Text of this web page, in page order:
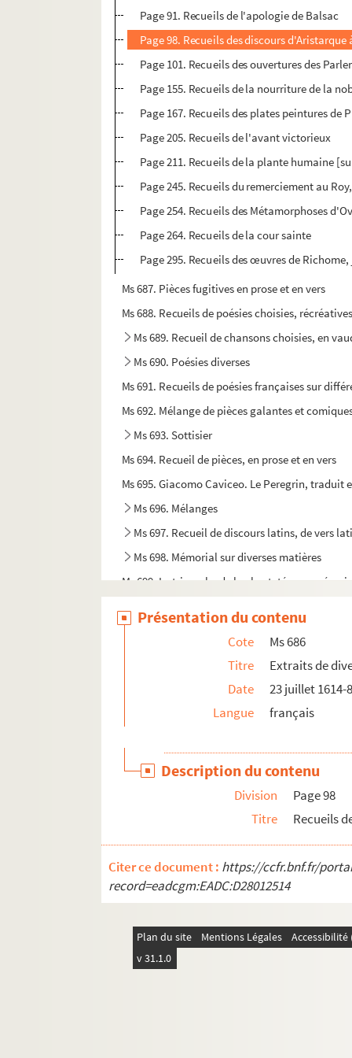
Page 91. Recueils de l'apologie de Balsac
Page 98. Recueils des discours
Page 101. Recueils des ouvertures des
Page 155. Recueils de la nourriture de la
Page 167. Recueils des plates peintures de
Page 205. Recueils de l'avant victorieux
Page 211. Recueils de la plante humaine
Page 245. Recueils du remerciement au
Page 254. Recueils des Métamorphoses
Page 264. Recueils de la cour sainte
Page 295. Recueils des œuvres de
Ms 687. Pièces fugitives en prose et en vers
Ms 688. Recueils de poésies choisies,
Ms 689. Recueil de chansons choisies, en
Ms 690. Poésies diverses
Ms 691. Recueils de poésies françaises sur
Ms 692. Mélange de pièces galantes et
Ms 693. Sottisier
Ms 694. Recueil de pièces, en prose et en vers
Ms 695. Giacomo Caviceo. Le Peregrin, traduit
Ms 696. Mélanges
Ms 697. Recueil de discours latins, de vers
Ms 698. Mémorial sur diverses matières
Ms 699. Le triomphe de la chasteté ou
Ms 705. Miscellanea ex omni genere
Ms 706. Diverses collections de plusieurs
Ms 707. Mélanges sur diverses matières
Ms 708. Essai d'instruction à l'usage de la
Ms 709. Isidori Hispalensis Etymologiarum libri
Ms 710. Recueil de sentences, rangées par
Ms 711. J.-B. Hirigoyen.Trois mille trois cents
Ms 712. Collection Laboubée
Ms 713. Collection Bernadau
Ms 715. Traité de géographie
Ms 716. Traité de géographie
Présentation du contenu
Cote
Ms 686
Titre
Extraits de
Date
23 juillet 1614-
Langue
français
Description du contenu
Division
Page 98
Titre
Recueils
Citer ce document : https://ccfr.bnf.fr/
record=eadcgm:EADC:D28012514
Plan du site Mentions Légales
v 31.1.0